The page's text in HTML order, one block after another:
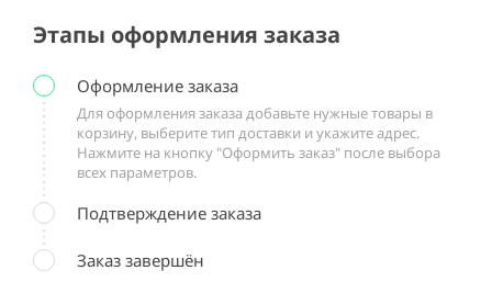
Этапы оформления заказа
Оформление заказа
Для оформления заказа добавьте нужные товары в
корзину, выберите тип доставки и укажите адрес.
Нажмите на кнопку "Оформить заказ" после выбора
всех параметров.
Подтверждение заказа
Заказ завершён